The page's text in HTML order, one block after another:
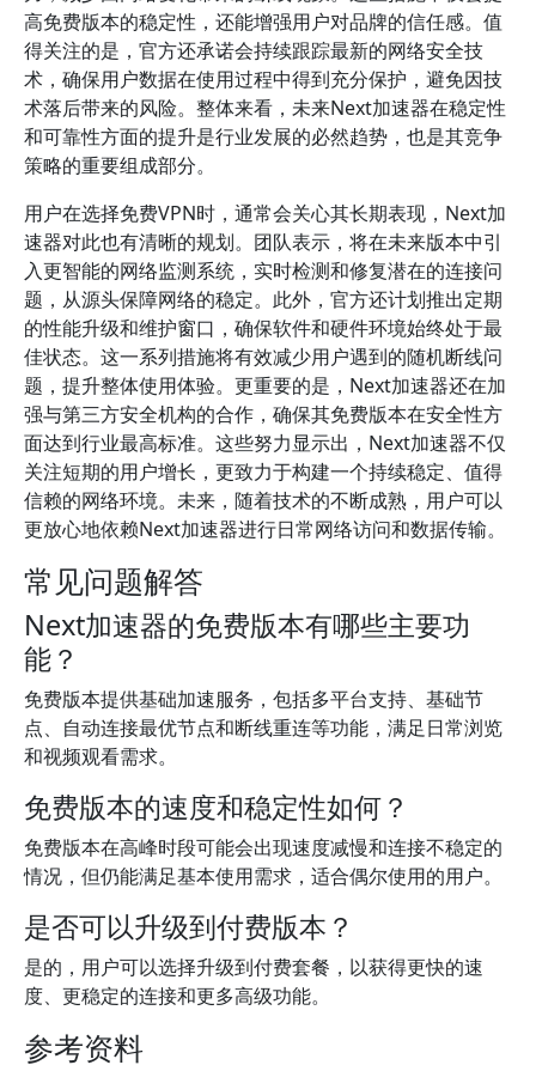
高免费版本的稳定性，还能增强用户对品牌的信任感。值
得关注的是，官方还承诺会持续跟踪最新的网络安全技
术，确保用户数据在使用过程中得到充分保护，避免因技
术落后带来的风险。整体来看，未来Next加速器在稳定性
和可靠性方面的提升是行业发展的必然趋势，也是其竞争
策略的重要组成部分。
用户在选择免费VPN时，通常会关心其长期表现，Next加
速器对此也有清晰的规划。团队表示，将在未来版本中引
入更智能的网络监测系统，实时检测和修复潜在的连接问
题，从源头保障网络的稳定。此外，官方还计划推出定期
的性能升级和维护窗口，确保软件和硬件环境始终处于最
佳状态。这一系列措施将有效减少用户遇到的随机断线问
题，提升整体使用体验。更重要的是，Next加速器还在加
强与第三方安全机构的合作，确保其免费版本在安全性方
面达到行业最高标准。这些努力显示出，Next加速器不仅
关注短期的用户增长，更致力于构建一个持续稳定、值得
信赖的网络环境。未来，随着技术的不断成熟，用户可以
更放心地依赖Next加速器进行日常网络访问和数据传输。
常见问题解答
Next加速器的免费版本有哪些主要功
能？
免费版本提供基础加速服务，包括多平台支持、基础节
点、自动连接最优节点和断线重连等功能，满足日常浏览
和视频观看需求。
免费版本的速度和稳定性如何？
免费版本在高峰时段可能会出现速度减慢和连接不稳定的
情况，但仍能满足基本使用需求，适合偶尔使用的用户。
是否可以升级到付费版本？
是的，用户可以选择升级到付费套餐，以获得更快的速
度、更稳定的连接和更多高级功能。
参考资料